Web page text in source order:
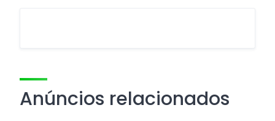
Anúncios relacionados